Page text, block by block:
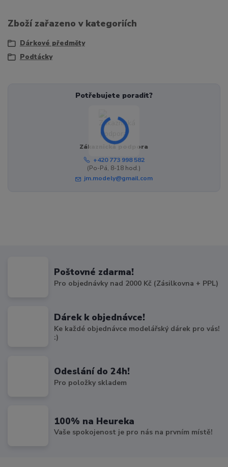
Zboží zařazeno v kategoriích
Dárkové předměty
Podtácky
Potřebujete poradit?
Zákaznická podpora
+420 773 998 582
(Po-Pá, 8-18 hod.)
jm.modely@gmail.com
Poštovné zdarma!
Pro objednávky nad 2000 Kč (Zásilkovna + PPL)
Dárek k objednávce!
Ke každé objednávce modelářský dárek pro vás!
:)
Odeslání do 24h!
Pro položky skladem
100% na Heureka
Vaše spokojenost je pro nás na prvním místě!